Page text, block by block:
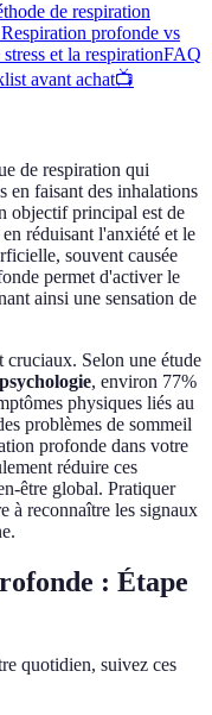
de respiration
profonde vs
et la respirationFAQ
avant achat📺
de respiration qui
en faisant des inhalations
objectif principal est de
réduisant l'anxiété et le
souvent causée
permet d'activer le
ainsi une sensation de
Selon une étude
, environ 77%
physiques liés au
problèmes de sommeil
profonde dans votre
réduire ces
être global. Pratiquer
à reconnaître les signaux
: Étape
quotidien, suivez ces